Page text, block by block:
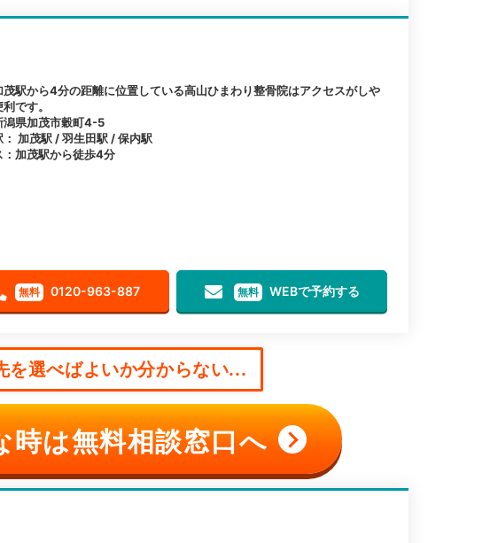
茂駅から4分の距離に位置している高山ひまわり整骨院はアクセスがしや
です。
潟県加茂市穀町4-5
： 加茂駅 / 羽生田駅 / 保内駅
：加茂駅から徒歩4分
無料 0120-963-887 無料 WEBで予約する
を選べばよいか分からない...
時は無料相談窓口へ